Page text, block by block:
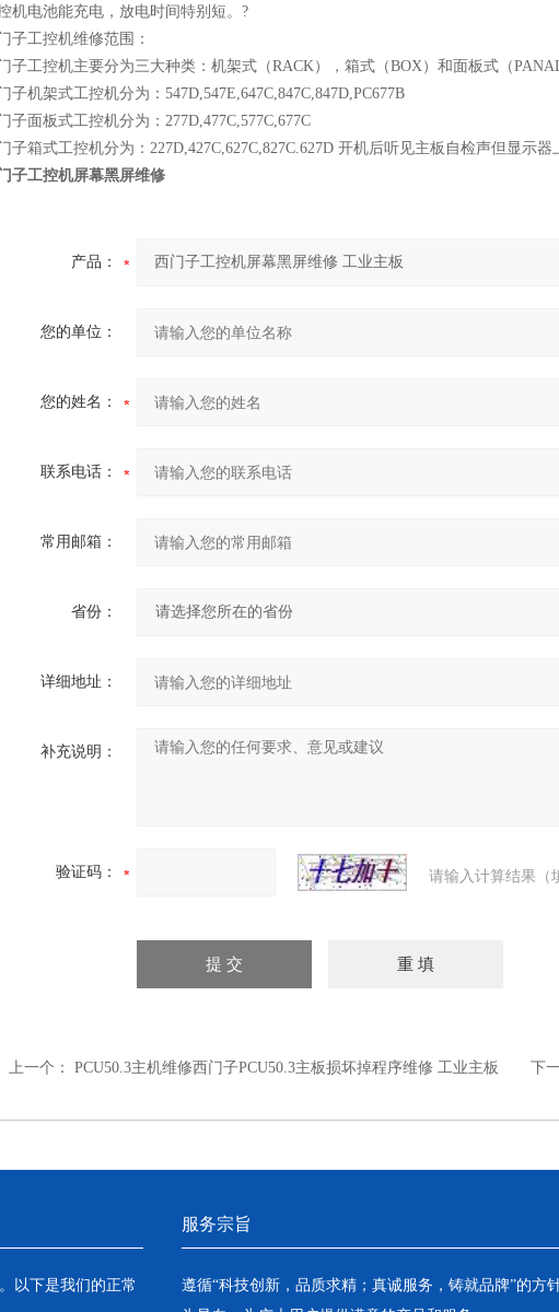
机电池能充电，放电时间特别短。?
子工控机维修范围：
子工控机主要分为三大种类：机架式（RACK），箱式（BOX）和面板式（
子机架式工控机分为：547D,547E,647C,847C,847D,PC677B
子面板式工控机分为：277D,477C,577C,677C
子箱式工控机分为：227D,427C,627C,827C.627D 开机后听见主板自检声但显示器
子工控机屏幕黑屏维修
产品：
您的单位：
您的姓名：
联系电话：
常用邮箱：
省份：
详细地址：
补充说明：
验证码： 请输入计算结果（
上一个： PCU50.3主机维修西门子PCU50.3主板损坏掉程序维修 工业主板 下
以下是我们的正常
服务宗旨
遵循“科技创新，品质求精；真诚服务，铸就品牌”的方